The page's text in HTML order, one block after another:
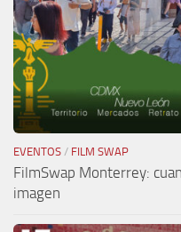
EVENTOS / FILM SWAP
FilmSwap Monterrey:
imagen